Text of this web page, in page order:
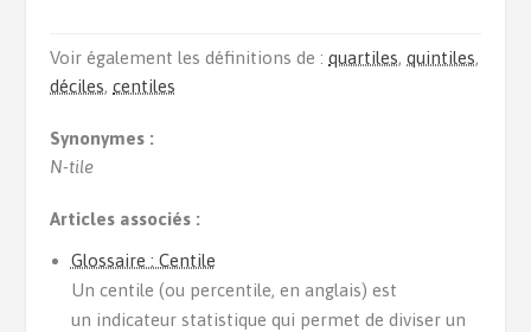
Voir également les définitions de :quartiles,quintiles,
déciles,centiles
Synonymes :
N-tile
Articles associés :
Glossaire : Centile
Un centile (ou percentile, en anglais) est
un indicateur statistique qui permet de diviser un